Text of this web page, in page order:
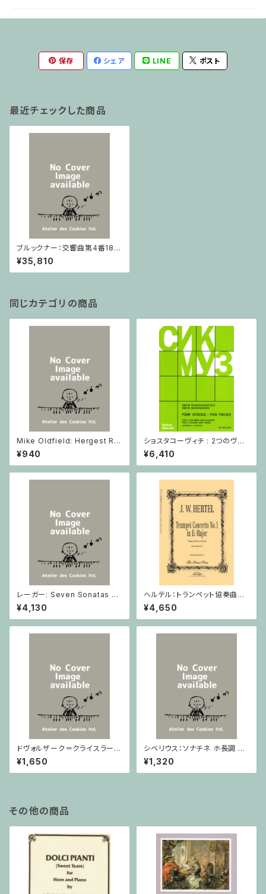
保存 シェア LINE ポスト
最近チェックした商品
ブルックナー：交響曲第4番187
8/1880 (Musikwissenschaf
tlich Verlag B4/2-DIR) / フル
スコア
¥35,810
同じカテゴリの商品
Mike Oldfield: Hergest Rid
ge / ピアノ
¥940
ショスタコーヴィチ : 2つのヴァ
イオリンとピアノのための 5つの
小品 / ヴァイオリン2とピアノ
¥6,410
レーガー: Seven Sonatas o
p. 91 Heft 2 / ヴァイオリン
¥4,130
ヘルテル：トランペット協奏曲第1
番 変ホ長調/トランペット・ピア
ノ
¥4,650
ドヴォルザーク＝クライスラー：
スラヴ幻想曲 ロ短調 from Op.
55-4, Op.75 / ヴァイオリンと
ピアノ
¥1,650
シベリウス：ソナチネ ホ長調 O
p.80 / ヴァイオリンとピアノ
¥1,320
その他の商品